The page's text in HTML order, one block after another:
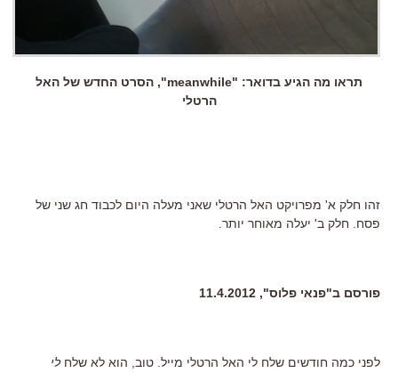
תראו מה הגיע בדואר: "meanwhile", הסרט החדש של האל
הרטלי
זהו חלק א' מפרויקט האל הרטלי שאני מעלה היום לכבוד חג שני של
פסח. חלק ב' יעלה מאוחר יותר.
פורסם ב"פנאי פלוס", 11.4.2012
לפני כמה חודשים שלח לי האל הרטלי מייל. טוב, הוא לא שלחלי